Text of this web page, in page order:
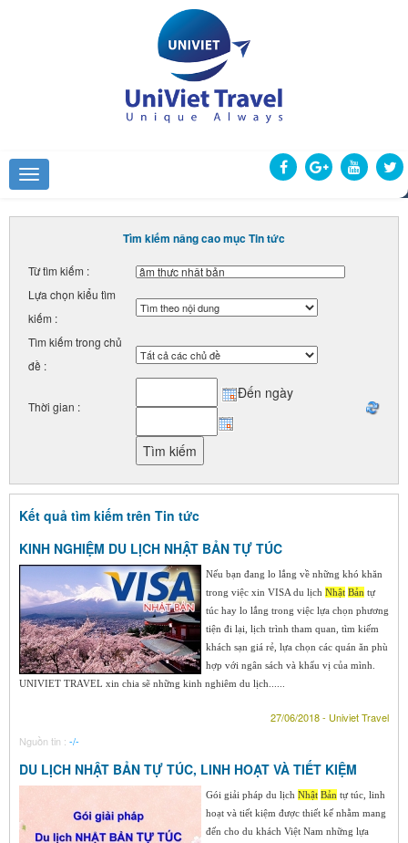
Tìm kiếm nâng cao mục Tin tức
Từ tìm kiếm :
Lựa chọn kiểu tìm
kiếm :
Tìm kiếm trong chủ
đề :
Thời gian :
Đến ngày
Kết quả tìm kiếm trên Tin tức
KINH NGHIỆM DU LỊCH NHẬT BẢN TỰ TÚC
Nếu bạn đang lo lắng về những khó khăn
trong việc xin VISA du lịch Nhật Bản tự
túc hay lo lắng trong việc lựa chọn phương
tiện đi lại, lịch trình tham quan, tìm kiếm
khách sạn giá rẻ, lựa chọn các quán ăn phù
hợp với ngân sách và khẩu vị của mình.
UNIVIET TRAVEL xin chia sẽ những kinh nghiêm du lịch......
27/06/2018 - Univiet Travel
Nguồn tin : -/-
DU LỊCH NHẬT BẢN TỰ TÚC, LINH HOẠT VÀ TIẾT KIỆM
Gói giải pháp du lịch Nhật Bản tự túc, linh
hoạt và tiết kiệm được thiết kế nhằm mang
đến cho du khách Việt Nam những lựa